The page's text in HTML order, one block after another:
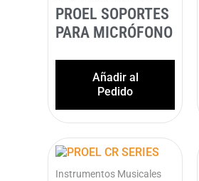
PROEL SOPORTES
PARA MICRÓFONO
Añadir al
Pedido
Instrumentos Musicales